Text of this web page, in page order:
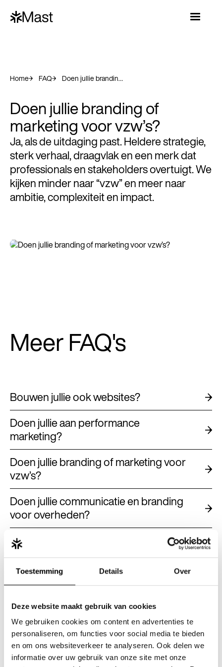
Toestemming Details Over
Deze website maakt gebruik van cookies
We gebruiken cookies om content en advertenties te
personaliseren, om functies voor social media te bieden
en om ons websiteverkeer te analyseren. Ook delen we
informatie over uw gebruik van onze site met onze
Home FAQ Doen jullie branding of marketing voor vzw’s?
Doen jullie branding of
marketing voor vzw’s?
Ja, als de uitdaging past. Heldere strategie,
sterk verhaal, draagvlak en een merk dat
professionals en stakeholders overtuigt. We
kijken minder naar “vzw” en meer naar
ambitie, complexiteit en impact.
Meer FAQ's
Bouwen jullie ook websites?
Doen jullie aan performance
marketing?
Doen jullie branding of marketing voor
vzw’s?
Doen jullie communicatie en branding
voor overheden?
Gebruiken jullie AI?
Heeft mijn bedrijf een contentstrategie
nodig?
Heeft mijn bedrijf een rebranding
nodig?
Heeft mijn bedrijf merkstrategie nodig?